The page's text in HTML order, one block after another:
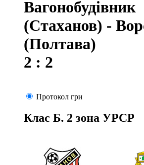
Вагонобудівник
(Стаханов) -
(Полтава)
2 : 2
Протокол гри
Клас Б. 2 зона УРСР